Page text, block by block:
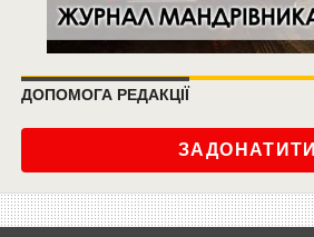
ДОПОМОГА РЕДАКЦІЇ
ЗАДОНАТИТИ